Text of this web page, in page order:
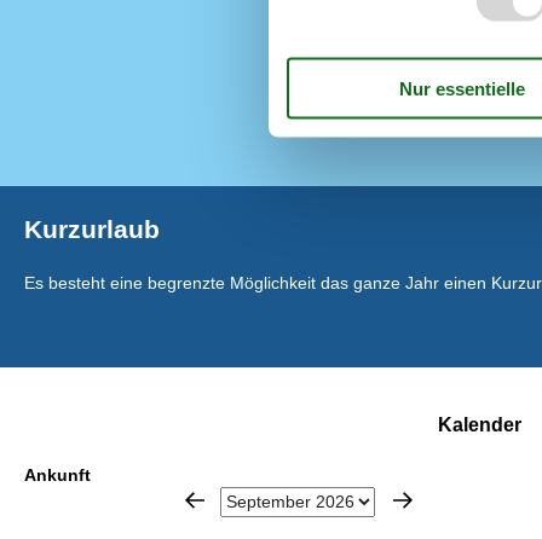
Luft/Luft
Nichtraucher
Wohnfläche in
Kurzurlaub
Es besteht eine begrenzte Möglichkeit das ganze Jahr einen
Kalender
Ankunft